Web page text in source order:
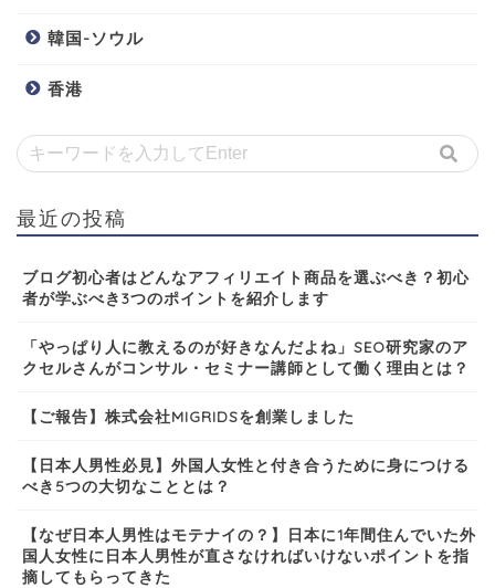
韓国-ソウル
香港
最近の投稿
ブログ初心者はどんなアフィリエイト商品を選ぶべき？初心
者が学ぶべき3つのポイントを紹介します
「やっぱり人に教えるのが好きなんだよね」SEO研究家のア
クセルさんがコンサル・セミナー講師として働く理由とは？
【ご報告】株式会社MIGRIDSを創業しました
【日本人男性必見】外国人女性と付き合うために身につける
べき5つの大切なこととは？
【なぜ日本人男性はモテナイの？】日本に1年間住んでいた外
国人女性に日本人男性が直さなければいけないポイントを指
摘してもらってきた